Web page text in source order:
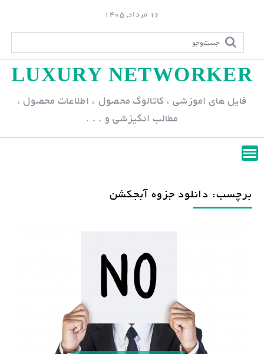
p
n
16 مرداد, 1405
LUXURY NETWORKER
فایل های اموزشی ، کاتالوگ محصول ، اطلاعات محصول ،
مطالب انگیزشی و . . .
برچسب: دانلود جزوه آبجکشن